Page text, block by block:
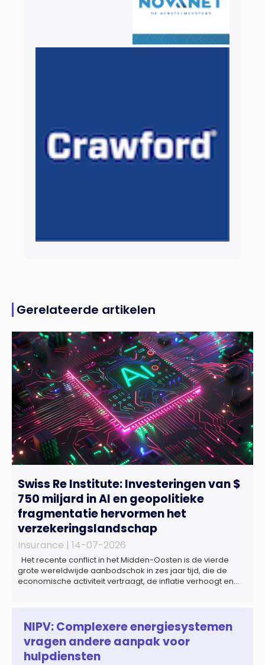
Gerelateerde artikelen
Swiss Re Institute: Investeringen van $
750 miljard in AI en geopolitieke
fragmentatie hervormen het
verzekeringslandschap
Insurance | 14-07-2026
Het recente conflict in het Midden-Oosten is de vierde
grote wereldwijde aanbodschok in zes jaar tijd, die de
economische activiteit vertraagt, de inflatie verhoogt en
wereldwijd naar verwachting afnemen tot 1,3% in reële
termen in […]
NIPV: Complexere energiesystemen
vragen andere aanpak voor
hulpdiensten